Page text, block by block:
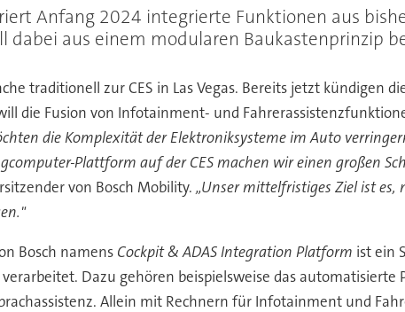
Anfang 2024 integrierte Funktionen aus
dabei aus einem modularen Baukastenprinzip
traditionell zur CES in Las Vegas. Bereits jetzt kündigen
die Fusion von Infotainment- und
die Komplexität der Elektroniksysteme im Auto
Plattform auf der CES machen wir einen großen
von Bosch Mobility. „Unser mittelfristiges Ziel ist
Bosch namensCockpit & ADAS Integration Platform ist ein
Dazu gehören beispielsweise das automatisierte
Allein mit Rechnern für Infotainment und